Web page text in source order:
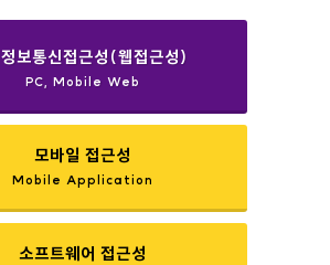
정보통신접근성(웹접근성)
PC, Mobile Web
모바일 접근성
Mobile Application
소프트웨어 접근성